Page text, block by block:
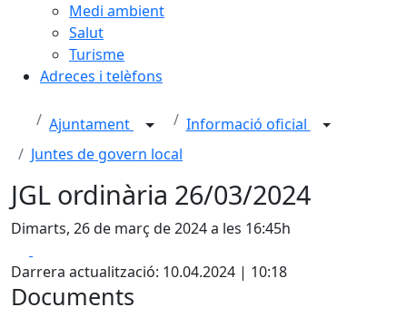
Medi ambient
Salut
Turisme
Adreces i telèfons
Ajuntament
Informació oficial
Juntes de govern local
JGL ordinària 26/03/2024
Dimarts, 26 de març de 2024 a les 16:45h
Darrera actualització: 10.04.2024 | 10:18
Documents